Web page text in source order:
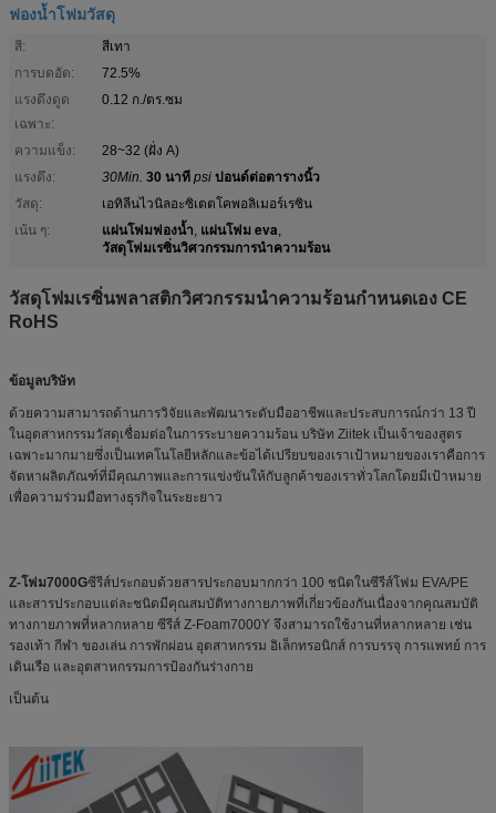
ฟองน้ำโฟมวัสดุ
สี:
สีเทา
การบดอัด:
72.5%
แรงดึงดูด
เฉพาะ:
0.12 ก./ตร.ซม
ความแข็ง:
28~32 (ฝั่ง A)
แรงดึง:
30Min. 30 นาที psi ปอนด์ต่อตารางนิ้ว
วัสดุ:
เอทิลีนไวนิลอะซิเตตโคพอลิเมอร์เรซิน
เน้น ๆ:
แผ่นโฟมฟองน้ำ, แผ่นโฟม eva,
วัสดุโฟมเรซิ่นวิศวกรรมการนำความร้อน
วัสดุโฟมเรซิ่นพลาสติกวิศวกรรมนำความร้อนกำหนดเอง CE
RoHS
ข้อมูลบริษัท
ด้วยความสามารถด้านการวิจัยและพัฒนาระดับมืออาชีพและประสบการณ์กว่า 13 ปี
ในอุตสาหกรรมวัสดุเชื่อมต่อในการระบายความร้อน บริษัท Ziitek เป็นเจ้าของสูตร
เฉพาะมากมายซึ่งเป็นเทคโนโลยีหลักและข้อได้เปรียบของเราเป้าหมายของเราคือการ
จัดหาผลิตภัณฑ์ที่มีคุณภาพและการแข่งขันให้กับลูกค้าของเราทั่วโลกโดยมีเป้าหมาย
เพื่อความร่วมมือทางธุรกิจในระยะยาว
Z-โฟม7000Gซีรีส์ประกอบด้วยสารประกอบมากกว่า 100 ชนิดในซีรีส์โฟม EVA/PE
และสารประกอบแต่ละชนิดมีคุณสมบัติทางกายภาพที่เกี่ยวข้องกันเนื่องจากคุณสมบัติ
ทางกายภาพที่หลากหลาย ซีรีส์ Z-Foam7000Y จึงสามารถใช้งานที่หลากหลาย เช่น
รองเท้า กีฬา ของเล่น การพักผ่อน อุตสาหกรรม อิเล็กทรอนิกส์ การบรรจุ การแพทย์ การ
เดินเรือ และอุตสาหกรรมการป้องกันร่างกาย
เป็นต้น